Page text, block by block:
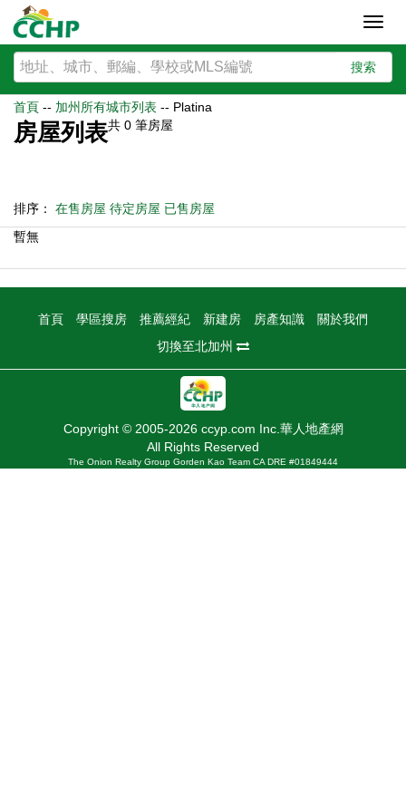
搜索
首頁 -- 加州所有城市列表 -- Platina
房屋列表共 0 筆房屋
排序： 在售房屋 待定房屋 已售房屋
暫無
首頁 學區搜房 推薦經紀 新建房 房產知識
關於我們
切換至北加州
Copyright © 2005-2026 ccyp.com Inc.華人地產網
All Rights Reserved
The Onion Realty Group Gorden Kao Team CA DRE #01849444